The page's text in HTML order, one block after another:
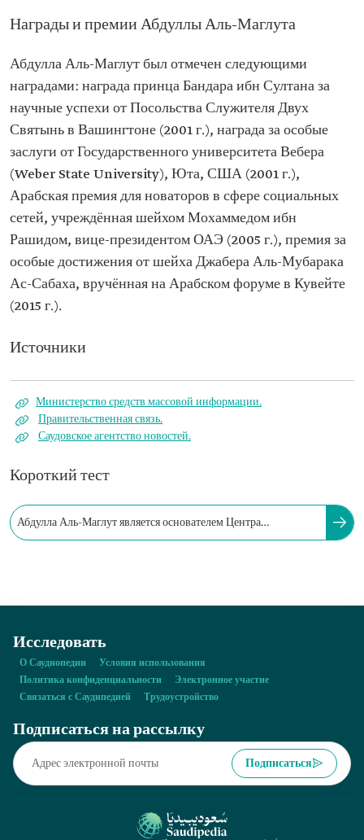
Награды и премии Абдуллы Аль-Маглута
Абдулла Аль-Маглут был отмечен следующими
наградами: награда принца Бандара ибн Султана за
научные успехи от Посольства Служителя Двух
Святынь в Вашингтоне (2001 г.), награда за особые
заслуги от Государственного университета Вебера
(Weber State University), Юта, США (2001 г.),
Арабская премия для новаторов в сфере социальных
сетей, учреждённая шейхом Мохаммедом ибн
Рашидом, вице-президентом ОАЭ (2005 г.), премия за
особые достижения от шейха Джабера Аль-Мубарака
Ас-Сабаха, вручённая на Арабском форуме в Кувейте
(2015 г.).
Источники
Министерство средств массовой информации.
Правительственная связь.
Саудовское агентство новостей.
Короткий тест
Абдулла Аль-Маглут является основателем Центра
Исследовать
О Саудиопедии
Условия использования
Политика конфиденциальности
Электронное участие
Связаться с Саудипедией
Трудоустройство
Подписаться на рассылку
Подписаться